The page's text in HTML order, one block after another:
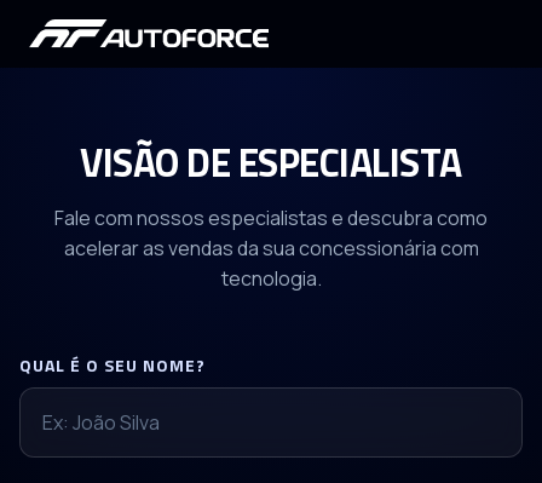
VISÃO DE ESPECIALISTA
Fale com nossos especialistas e descubra como
acelerar as vendas da sua concessionária com
tecnologia.
QUAL É O SEU NOME?